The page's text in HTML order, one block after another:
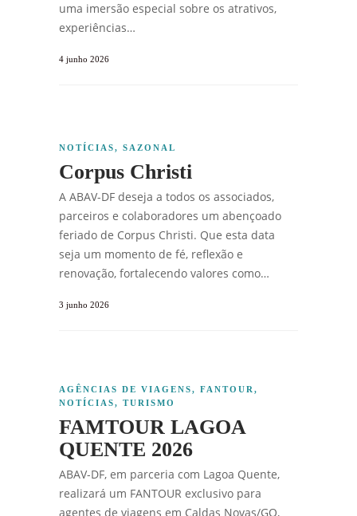
uma imersão especial sobre os atrativos,
experiências…
4 junho 2026
NOTÍCIAS, SAZONAL
Corpus Christi
A ABAV-DF deseja a todos os associados,
parceiros e colaboradores um abençoado
feriado de Corpus Christi. Que esta data
seja um momento de fé, reflexão e
renovação, fortalecendo valores como…
3 junho 2026
AGÊNCIAS DE VIAGENS, FANTOUR ,
NOTÍCIAS, TURISMO
FAMTOUR LAGOA
QUENTE 2026
ABAV-DF, em parceria com Lagoa Quente,
realizará um FANTOUR exclusivo para
agentes de viagens em Caldas Novas/GO,